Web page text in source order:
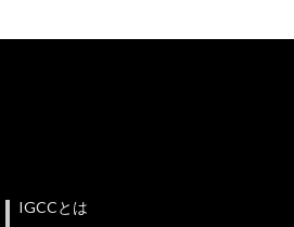
IGCCとは